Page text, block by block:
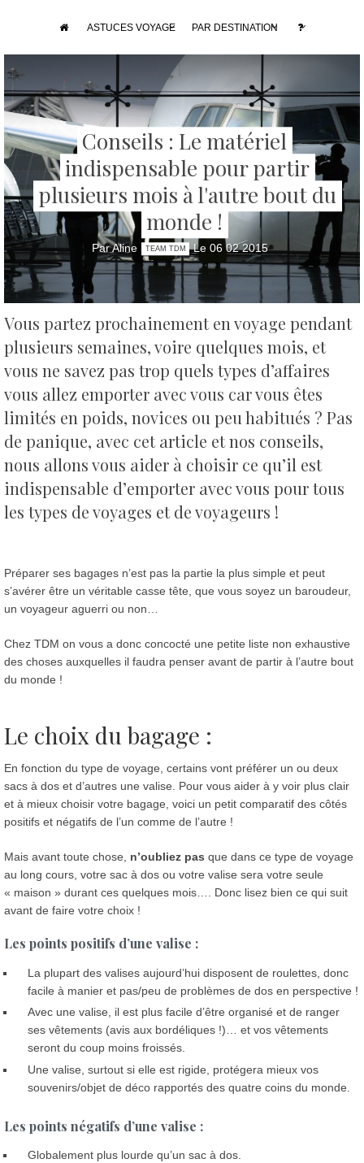
ASTUCES VOYAGE PAR DESTINATION
Conseils : Le matériel
indispensable pour partir
plusieurs mois à l'autre bout du
monde !
Par Aline TEAM TDM Le 06 02 2015
Vous partez prochainement en voyage pendant
plusieurs semaines, voire quelques mois, et
vous ne savez pas trop quels types d’affaires
vous allez emporter avec vous car vous êtes
limités en poids, novices ou peu habitués ? Pas
de panique, avec cet article et nos conseils,
nous allons vous aider à choisir ce qu’il est
indispensable d’emporter avec vous pour tous
les types de voyages et de voyageurs !
Préparer ses bagages n’est pas la partie la plus simple et peut
s’avérer être un véritable casse tête, que vous soyez un baroudeur,
un voyageur aguerri ou non…
Chez TDM on vous a donc concocté une petite liste non exhaustive
des choses auxquelles il faudra penser avant de partir à l’autre bout
du monde !
Le choix du bagage :
En fonction du type de voyage, certains vont préférer un ou deux
sacs à dos et d’autres une valise. Pour vous aider à y voir plus clair
et à mieux choisir votre bagage, voici un petit comparatif des côtés
positifs et négatifs de l’un comme de l’autre !
Mais avant toute chose, n’oubliez pas que dans ce type de voyage
au long cours, votre sac à dos ou votre valise sera votre seule
« maison » durant ces quelques mois…. Donc lisez bien ce qui suit
avant de faire votre choix !
Les points positifs d’une valise :
La plupart des valises aujourd’hui disposent de roulettes, donc
facile à manier et pas/peu de problèmes de dos en perspective !
Avec une valise, il est plus facile d’être organisé et de ranger
ses vêtements (avis aux bordéliques !)… et vos vêtements
seront du coup moins froissés.
Une valise, surtout si elle est rigide, protégera mieux vos
souvenirs/objet de déco rapportés des quatre coins du monde.
Les points négatifs d’une valise :
Globalement plus lourde qu’un sac à dos.